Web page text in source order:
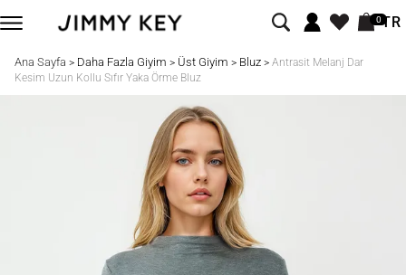
0TR
Ana Sayfa > Daha Fazla Giyim > Üst Giyim > Bluz> Antrasit Melanj Dar
Kesim Uzun Kollu Sıfır Yaka Örme Bluz